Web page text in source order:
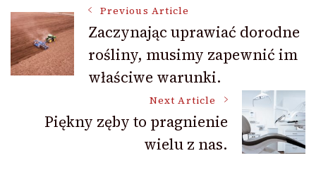
Post
Navigation
Previous Article
Zaczynając uprawiać dorodne
rośliny, musimy zapewnić im
właściwe warunki.
Next Article
Piękny zęby to pragnienie
wielu z nas.